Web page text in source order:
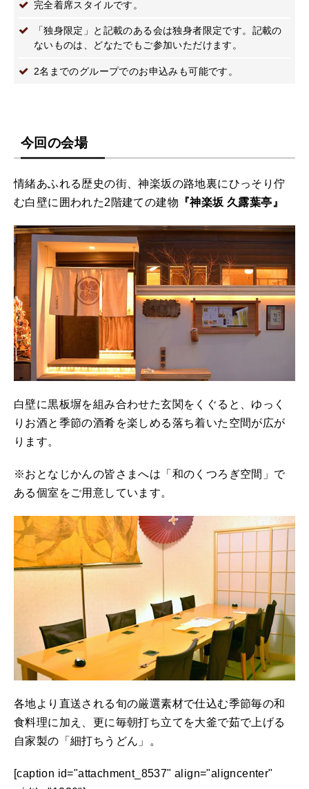
完全着席スタイルです。
「独身限定」と記載のある会は独身者限定です。記載の
ないものは、どなたでもご参加いただけます。
2名までのグループでのお申込みも可能です。
今回の会場
情緒あふれる歴史の街、神楽坂の路地裏にひっそり佇
む白壁に囲われた2階建ての建物 『神楽坂 久露葉亭』
白壁に黒板塀を組み合わせた玄関をくぐると、ゆっく
りお酒と季節の酒肴を楽しめる落ち着いた空間が広が
ります。
※おとなじかんの皆さまへは「和のくつろぎ空間」で
ある個室をご用意しています。
各地より直送される旬の厳選素材で仕込む季節毎の和
食料理に加え、更に毎朝打ち立てを大釜で茹で上げる
自家製の「細打ちうどん」。
[caption id="attachment_8537" align="aligncenter"